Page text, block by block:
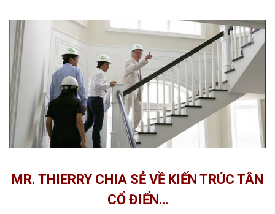
MR. THIERRY CHIA SẺ VỀ KIẾN TRÚC TÂN
CỔ ĐIỂN…